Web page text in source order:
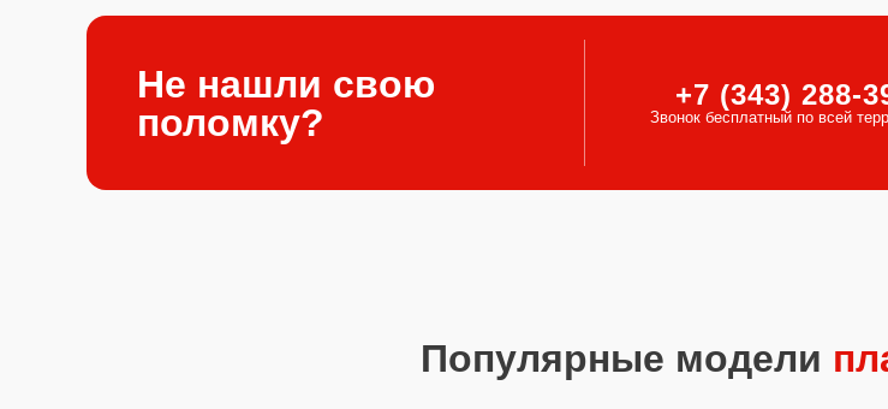
Не нашли свою
поломку?
+7 (343) 288-
Звонок бесплатный по всей
Популярные модели